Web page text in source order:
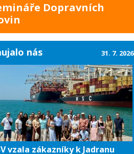
Dopravních
nás
vzala zákazníky k Jadranu
31. 7. 2026